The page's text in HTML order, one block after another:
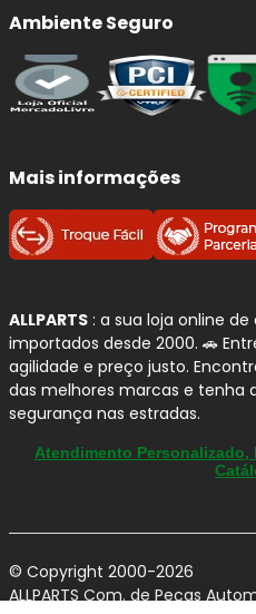
Ambiente Seguro
Mais informações
ALLPARTS : a sua loja online
importados desde 2000. 🚗
agilidade e preço justo.
das melhores marcas e tenha
segurança nas estradas.
Atendimento Personalizado,
© Copyright 2000-2026
ALLPARTS Com. de Peças